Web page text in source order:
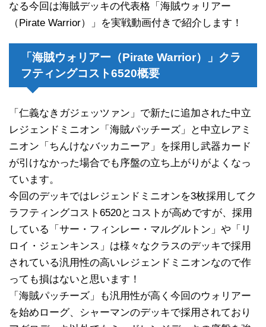
なる今回は海賊デッキの代表格「海賊ウォリアー
（Pirate Warrior）」を実戦動画付きで紹介します！
「海賊ウォリアー（Pirate Warrior）」クラ
フティングコスト6520概要
「仁義なきガジェッツァン」で新たに追加された中立
レジェンドミニオン「海賊パッチーズ」と中立レアミ
ニオン「ちんけなバッカニーア」を採用し武器カード
が引けなかった場合でも序盤の立ち上がりがよくなっ
ています。
今回のデッキではレジェンドミニオンを3枚採用してク
ラフティングコスト6520とコストが高めですが、採用
している「サー・フィンレー・マルグルトン」や「リ
ロイ・ジェンキンス」は様々なクラスのデッキで採用
されている汎用性の高いレジェンドミニオンなので作
っても損はないと思います！
「海賊パッチーズ」も汎用性が高く今回のウォリアー
を始めローグ、シャーマンのデッキで採用されており